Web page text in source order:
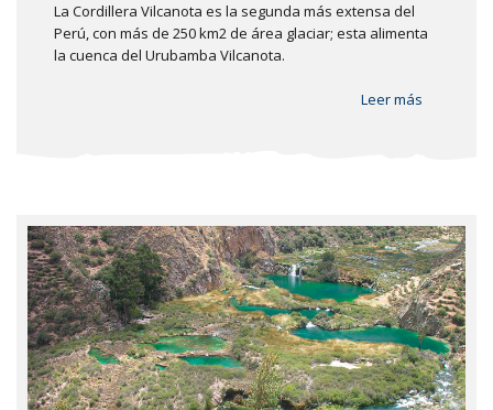
La Cordillera Vilcanota es la segunda más extensa del
Perú, con más de 250 km2 de área glaciar; esta alimenta
la cuenca del Urubamba Vilcanota.
Leer más